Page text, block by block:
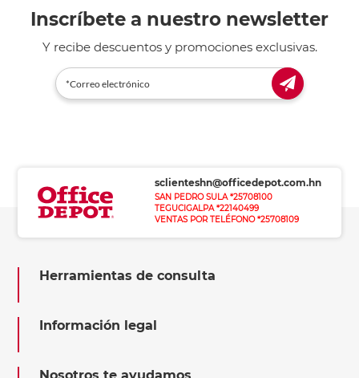
Inscríbete a nuestro newsletter
Y recibe descuentos y promociones exclusivas.
sclienteshn@officedepot.com.hn
SAN PEDRO SULA *25708100
TEGUCIGALPA *22140499
VENTAS POR TELÉFONO *25708109
Herramientas de consulta
Información legal